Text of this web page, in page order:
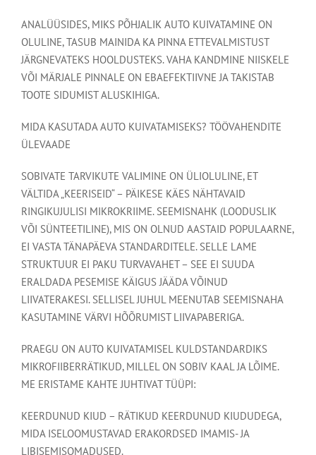
ANALÜÜSIDES, MIKS PÕHJALIK AUTO KUIVATAMINE ON
OLULINE, TASUB MAINIDA KA PINNA ETTEVALMISTUST
JÄRGNEVATEKS HOOLDUSTEKS. VAHA KANDMINE NIISKELE
VÕI MÄRJALE PINNALE ON EBAEFEKTIIVNE JA TAKISTAB
TOOTE SIDUMIST ALUSKIHIGA.
MIDA KASUTADA AUTO KUIVATAMISEKS? TÖÖVAHENDITE
ÜLEVAADE
SOBIVATE TARVIKUTE VALIMINE ON ÜLIOLULINE, ET
VÄLTIDA „KEERISEID“ – PÄIKESE KÄES NÄHTAVAID
RINGIKUJULISI MIKROKRIIME. SEEMISNAHK (LOODUSLIK
VÕI SÜNTEETILINE), MIS ON OLNUD AASTAID POPULAARNE,
EI VASTA TÄNAPÄEVA STANDARDITELE. SELLE LAME
STRUKTUUR EI PAKU TURVAVAHET – SEE EI SUUDA
ERALDADA PESEMISE KÄIGUS JÄÄDA VÕINUD
LIIVATERAKESI. SELLISEL JUHUL MEENUTAB SEEMISNAHA
KASUTAMINE VÄRVI HÕÕRUMIST LIIVAPABERIGA.
PRAEGU ON AUTO KUIVATAMISEL KULDSTANDARDIKS
MIKROFIIBERRÄTIKUD, MILLEL ON SOBIV KAAL JA LÕIME.
ME ERISTAME KAHTE JUHTIVAT TÜÜPI:
KEERDUNUD KIUD – RÄTIKUD KEERDUNUD KIUDUDEGA,
MIDA ISELOOMUSTAVAD ERAKORDSED IMAMIS- JA
LIBISEMISOMADUSED.